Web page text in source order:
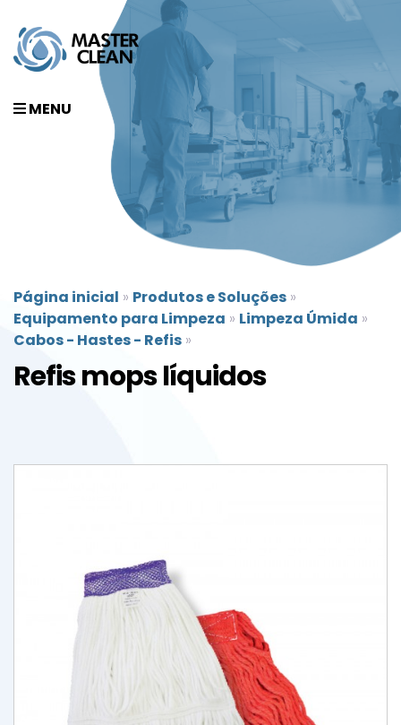
MENU
Página inicial » Produtos e Soluções »
Equipamento para Limpeza » Limpeza Úmida »
Cabos - Hastes - Refis »
Refis mops líquidos